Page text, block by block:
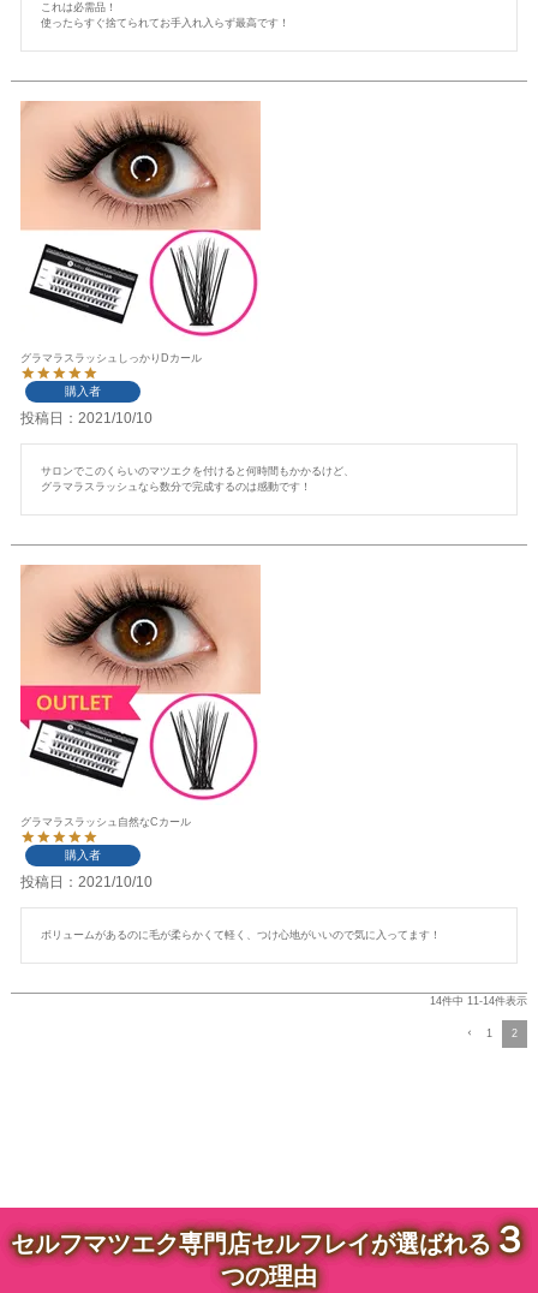
これは必需品！
使ったらすぐ捨てられてお手入れ入らず最高です！
グラマラスラッシュしっかりDカール
購入者
投稿日 2021/10/10
サロンでこのくらいのマツエクを付けると何時間もかかるけど、
グラマラスラッシュなら数分で完成するのは感動です！
グラマラスラッシュ自然なCカール
購入者
投稿日 2021/10/10
ボリュームがあるのに毛が柔らかくて軽く、つけ心地がいいので気に入ってます！
14件中 11-14件表示
1 2
セルフマツエク専門店セルフレイが選ばれる３
つの理由